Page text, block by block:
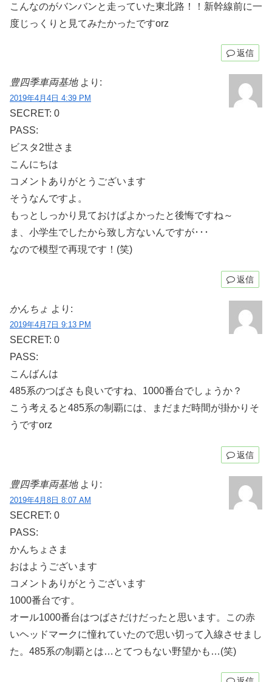
こんなのがバンバンと走っていた東北路！！新幹線前に一
度じっくりと見てみたかったですorz
返信
豊四季車両基地 より:
2019年4月4日 4:39 PM
SECRET: 0
PASS:
ビスタ2世さま
こんにちは
コメントありがとうございます
そうなんですよ。
もっとしっかり見ておけばよかったと後悔ですね～
ま、小学生でしたから致し方ないんですが･･･
なので模型で再現です！(笑)
返信
かんちょ より:
2019年4月7日 9:13 PM
SECRET: 0
PASS:
こんばんは
485系のつばさも良いですね、1000番台でしょうか？
こう考えると485系の制覇には、まだまだ時間が掛かりそ
うですorz
返信
豊四季車両基地 より:
2019年4月8日 8:07 AM
SECRET: 0
PASS:
かんちょさま
おはようございます
コメントありがとうございます
1000番台です。
オール1000番台はつばさだけだったと思います。この赤
いヘッドマークに憧れていたので思い切って入線させまし
た。485系の制覇とは…とてつもない野望かも…(笑)